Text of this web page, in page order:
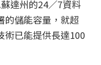
達州的24／7資料
的儲能容量，就超
術已能提供長達100